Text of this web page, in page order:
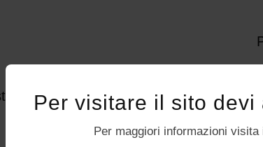
Per visitare il sito
Per maggiori informazioni visita